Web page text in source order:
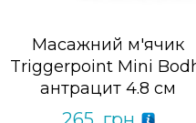
Масажний м'ячик
Triggerpoint Mini
антрацит 4.8 см